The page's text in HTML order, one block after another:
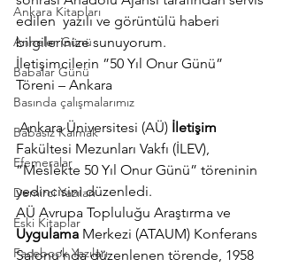
Ankara Kitapları
Anneler Günü
Babalar Günü
Basında çalışmalarımız
Babasız Kalmak
Efemeralar
Demirci Yazıları
Eski Kitaplar
Facebook Yazıları
edilen  yazılı ve görüntülü haberi
bilgilerinize sunuyorum.
İletişimcilerin ”50 Yıl Onur Günü”
Töreni – Ankara
Ankara Üniversitesi (AÜ) İletişim
Fakültesi Mezunları Vakfı (İLEV),
”Meslekte 50 Yıl Onur Günü” töreninin
yedincisini düzenledi.
AÜ Avrupa Topluluğu Araştırma ve
Uygulama Merkezi (ATAUM) Konferans
Salonu’nda düzenlenen törende, 1958